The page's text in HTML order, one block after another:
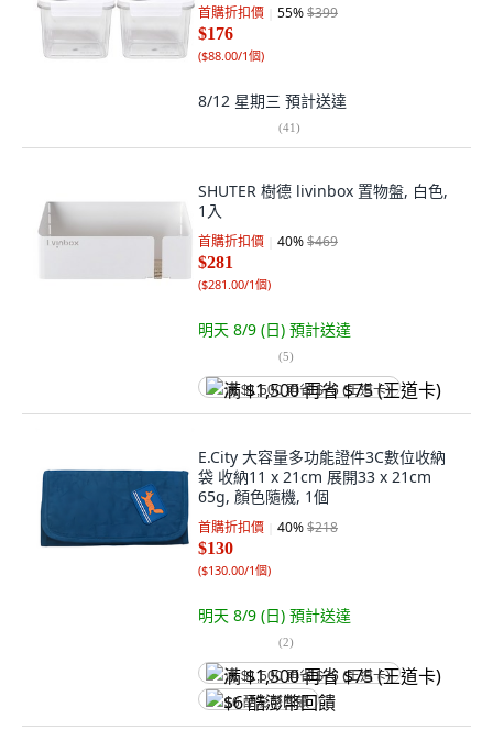
首購折扣價 55%$399
$176
($88.00/1個)
8/12 星期三 預計送達
(41)
SHUTER 樹德 livinbox 置物盤, 白色,
1入
首購折扣價 40%$469
$281
($281.00/1個)
明天 8/9 (日) 預計送達
(5)
满 $1,500 再省 $75 (王道卡)
E.City 大容量多功能證件3C數位收納
袋 收納11 x 21cm 展開33 x 21cm
65g, 顏色隨機, 1個
首購折扣價 40%$218
$130
($130.00/1個)
明天 8/9 (日) 預計送達
(2)
满 $1,500 再省 $75 (王道卡)
$6 酷澎幣回饋